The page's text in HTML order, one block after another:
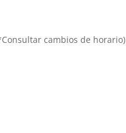
cambios de horario)